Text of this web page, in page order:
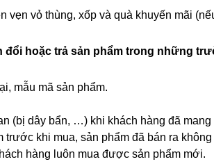
vẹn vỏ thùng, xốp và quà khuyến mãi
đổi hoặc trả sản phẩm trong những
mẫu mã sản phẩm.
(bị dây bẩn, …) khi khách hàng đã
trước khi mua, sản phẩm đã bán ra
hàng luôn mua được sản phẩm mới.